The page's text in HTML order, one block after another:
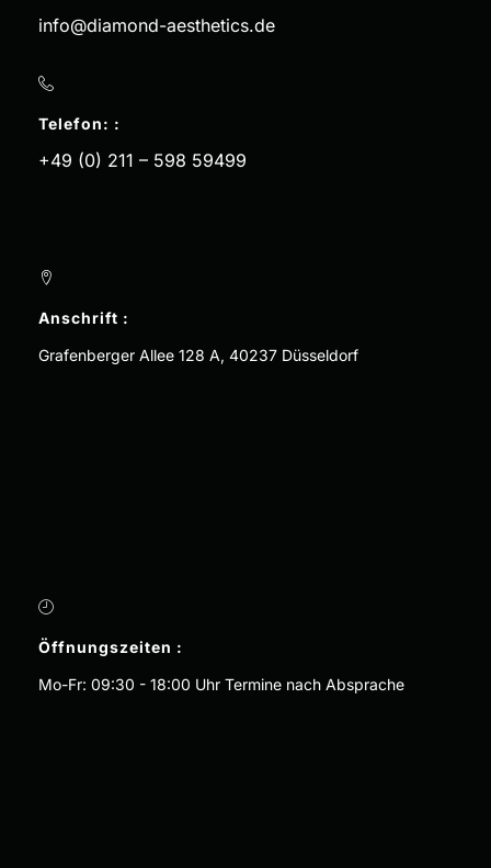
info@diamond-aesthetics.de
Telefon: :
+49 (0) 211 – 598 59499
Anschrift :
Grafenberger Allee 128 A, 40237 Düsseldorf
Öffnungszeiten :
Mo-Fr: 09:30 - 18:00 Uhr Termine nach Absprache